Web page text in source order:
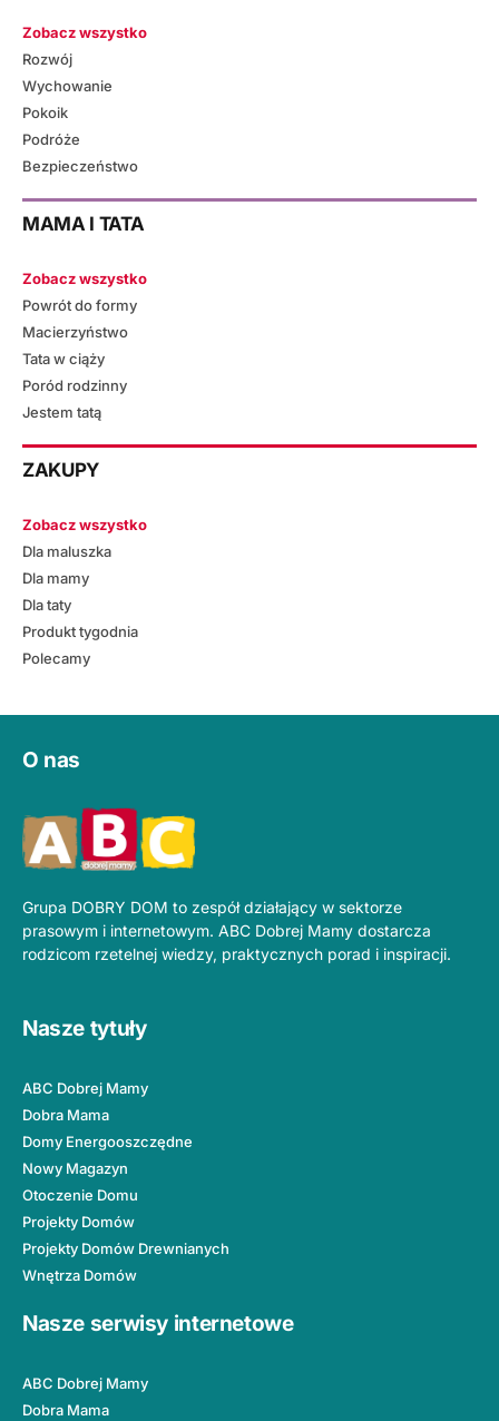
Zobacz wszystko
Rozwój
Wychowanie
Pokoik
Podróże
Bezpieczeństwo
MAMA I TATA
Zobacz wszystko
Powrót do formy
Macierzyństwo
Tata w ciąży
Poród rodzinny
Jestem tatą
ZAKUPY
Zobacz wszystko
Dla maluszka
Dla mamy
Dla taty
Produkt tygodnia
Polecamy
O nas
Grupa DOBRY DOM to zespół działający w sektorze
prasowym i internetowym. ABC Dobrej Mamy dostarcza
rodzicom rzetelnej wiedzy, praktycznych porad i inspiracji.
Nasze tytuły
ABC Dobrej Mamy
Dobra Mama
Domy Energooszczędne
Nowy Magazyn
Otoczenie Domu
Projekty Domów
Projekty Domów Drewnianych
Wnętrza Domów
Nasze serwisy internetowe
ABC Dobrej Mamy
Dobra Mama